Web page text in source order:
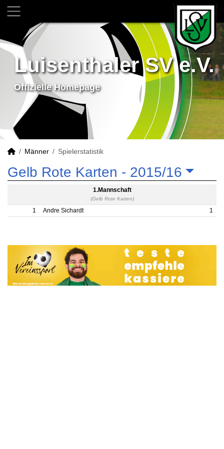
Luisenthaler SV e.V.
Offizielle Homepage
Männer Spielerstatistik
Gelb Rote Karten - 2015/16
1.Mannschaft
(Gelb Rote Karten)
1 Andre Sichardt 1